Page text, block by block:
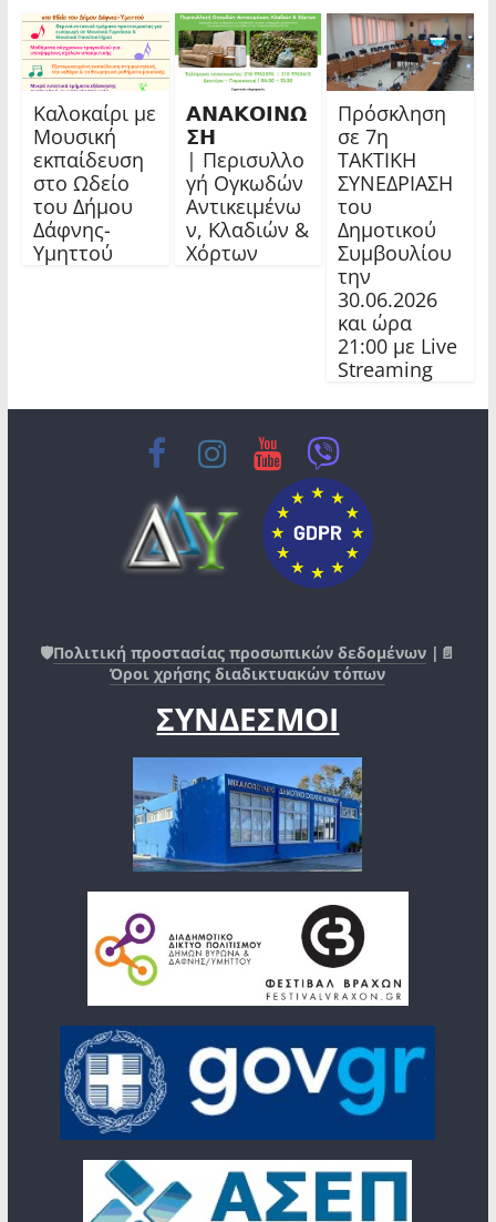
Καλοκαίρι με
Μουσική
εκπαίδευση
στο Ωδείο
του Δήμου
Δάφνης-
Υμηττού
𝝖𝝢𝝖𝝟𝝤𝝞𝝢𝝮
𝝨𝝜
| Περισυλλο
γή Ογκωδών
Αντικειμένω
ν, Κλαδιών &
Χόρτων
Πρόσκληση
σε 7η
ΤΑΚΤΙΚΗ
ΣΥΝΕΔΡΙΑΣΗ
του
Δημοτικού
Συμβουλίου
την
30.06.2026
και ώρα
21:00 με Live
Streaming
🛡️Πολιτική προστασίας προσωπικών δεδομένων |📄
Όροι χρήσης διαδικτυακών τόπων
ΣΥΝΔΕΣΜΟΙ